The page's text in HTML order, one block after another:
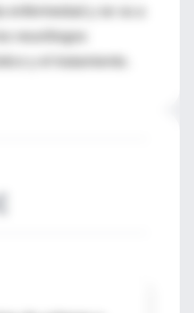
neurólogos
y el tratamiento.